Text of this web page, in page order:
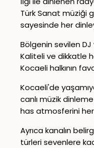
Türk Sanat müziği
sayesinde her
Bölgenin sevilen
Kaliteli ve dikkatle
Kocaeli halkının
Kocaeli'de
canlı müzik
has atmosferini
Ayrıca kanalın
türleri sevenlere